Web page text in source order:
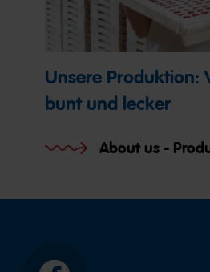
Unsere Produktion:
bunt und lecker
About us -